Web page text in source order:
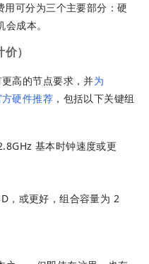
可分为三个主要部分：硬
成本。
）
高的节点要求，并为
硬件推荐 ，包括以下关键组
基本时钟速度或更
，或更好，组合容量为 2